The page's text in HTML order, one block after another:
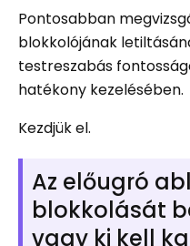
Pontosabban
blokkolójának
testreszabás
hatékony kezelésében.
Kezdjük el.
Az előugró
blokkolását
vagy ki kell